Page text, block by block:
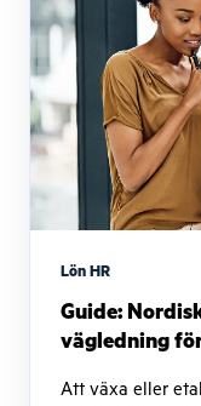
Lön HR
Guide:
vägledning
Att växa eller